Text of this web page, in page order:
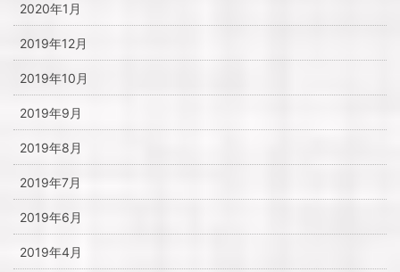
2020年1月
2019年12月
2019年10月
2019年9月
2019年8月
2019年7月
2019年6月
2019年4月